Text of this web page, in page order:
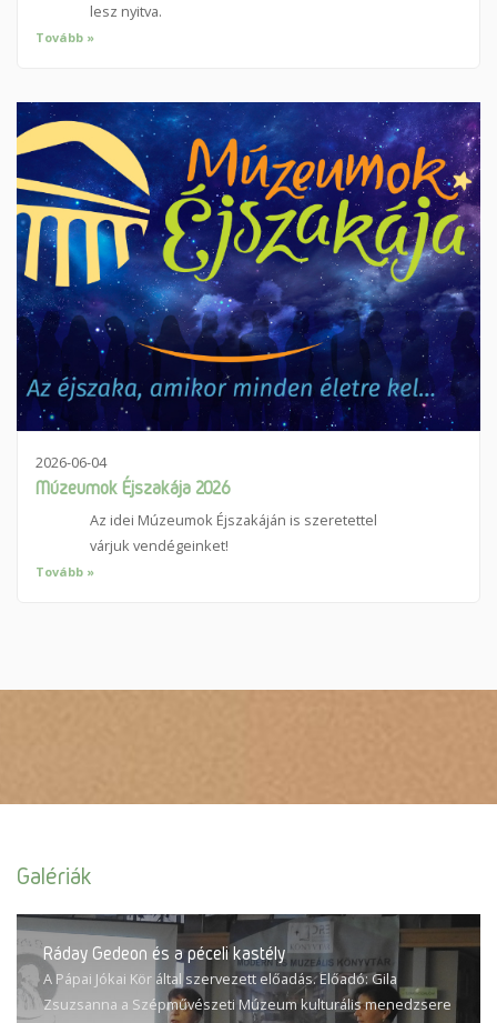
lesz nyitva.
Tovább »
2026-06-04
Múzeumok Éjszakája 2026
Az idei Múzeumok Éjszakáján is szeretettel
várjuk vendégeinket!
Tovább »
Galériák
Ráday Gedeon és a péceli kastély
A Pápai Jókai Kör által szervezett előadás. Előadó: Gila
Zsuzsanna a Szépművészeti Múzeum kulturális menedzsere